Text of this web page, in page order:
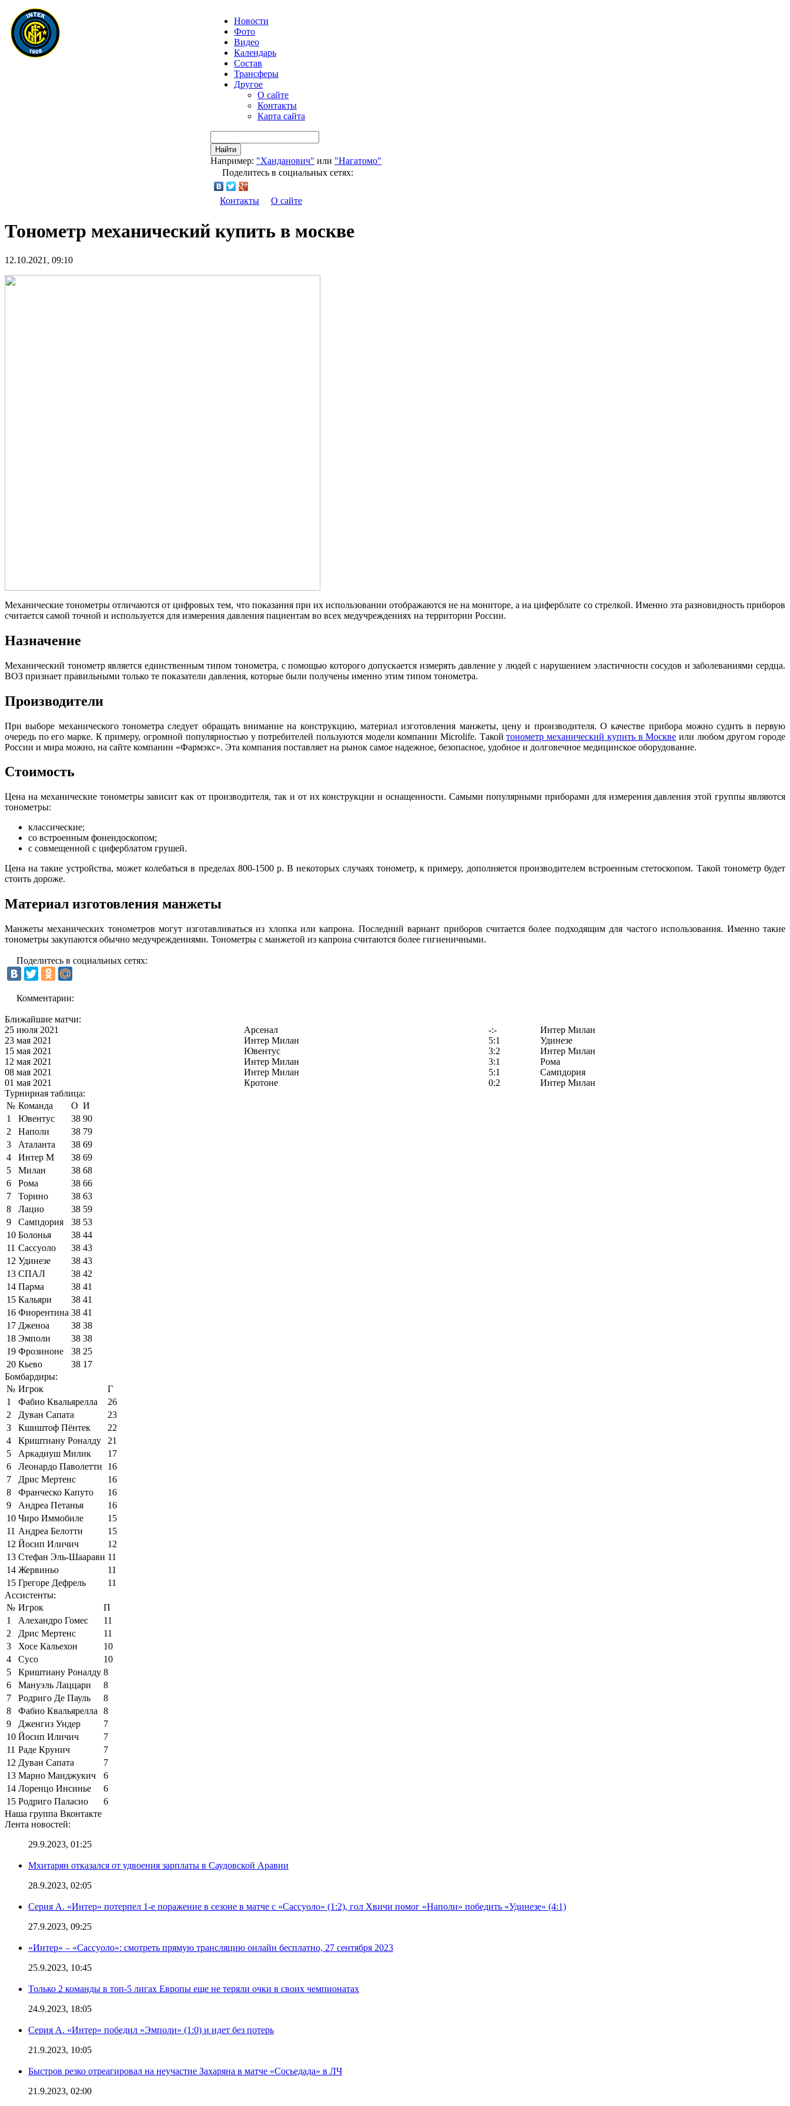
Новости
Фото
Видео
Календарь
Состав
Трансферы
Другое
О сайте
Контакты
Карта сайта
Найти
Например: "Ханданович" или "Нагатомо"
Поделитесь в социальных сетях:
Контакты О сайте
Тонометр механический купить в москве
12.10.2021, 09:10
Механические тонометры отличаются от цифровых тем, что показания при их использовании отображаются не на мониторе, а на циферблате со стрелкой. Именно эта разновидность приборов
считается самой точной и используется для измерения давления пациентам во всех медучреждениях на территории России.
Назначение
Механический тонометр является единственным типом тонометра, с помощью которого допускается измерять давление у людей с нарушением эластичности сосудов и заболеваниями сердца.
ВОЗ признает правильными только те показатели давления, которые были получены именно этим типом тонометра.
Производители
При выборе механического тонометра следует обращать внимание на конструкцию, материал изготовления манжеты, цену и производителя. О качестве прибора можно судить в первую
очередь по его марке. К примеру, огромной популярностью у потребителей пользуются модели компании Microlife. Такойтонометр механический купить в Москве или любом другом городе
России и мира можно, на сайте компании «Фармэкс». Эта компания поставляет на рынок самое надежное, безопасное, удобное и долговечное медицинское оборудование.
Стоимость
Цена на механические тонометры зависит как от производителя, так и от их конструкции и оснащенности. Самыми популярными приборами для измерения давления этой группы являются
тонометры:
классические;
со встроенным фонендоскопом;
с совмещенной с циферблатом грушей.
Цена на такие устройства, может колебаться в пределах 800-1500 р. В некоторых случаях тонометр, к примеру, дополняется производителем встроенным стетоскопом. Такой тонометр будет
стоить дороже.
Материал изготовления манжеты
Манжеты механических тонометров могут изготавливаться из хлопка или капрона. Последний вариант приборов считается более подходящим для частого использования. Именно такие
тонометры закупаются обычно медучреждениями. Тонометры с манжетой из капрона считаются более гигиеничными.
Поделитесь в социальных сетях:
Комментарии:
Ближайшие матчи:
25 июля 2021
Арсенал -:-
Интер Милан
23 мая 2021
Интер Милан 5:1
Удинезе
15 мая 2021
Ювентус 3:2
Интер Милан
12 мая 2021
Интер Милан 3:1
Рома
08 мая 2021
Интер Милан 5:1
Сампдория
01 мая 2021
Кротоне 0:2
Интер Милан
Турнирная таблица:
№ Команда О И
1
Ювентус 38 90
2
Наполи 38 79
3
Аталанта 38 69
4
Интер М 38 69
5
Милан 38 68
6
Рома 38 66
7
Торино 38 63
8
Лацио 38 59
9
Сампдория 38 53
10 Болонья 38 44
11 Сассуоло 38 43
12 Удинезе 38 43
13 СПАЛ 38 42
14 Парма 38 41
15 Кальяри 38 41
16 Фиорентина 38 41
17 Дженоа 38 38
18 Эмполи 38 38
19 Фрозиноне 38 25
20 Кьево 38 17
Бомбардиры:
№ Игрок
Г
1
Фабио Квальярелла
26
2
Дуван Сапата
23
3
Кшиштоф Пёнтек
22
4
Криштиану Роналду
21
5
Аркадиуш Милик
17
6
Леонардо Паволетти
16
7
Дрис Мертенс
16
8
Франческо Капуто
16
9
Андреа Петанья
16
10 Чиро Иммобиле
15
11 Андреа Белотти
15
12 Йосип Иличич
12
13 Стефан Эль-Шаарави 11
14 Жервиньо
11
15 Грегоре Дефрель
11
Ассистенты:
№ Игрок
П
1
Алехандро Гомес
11
2
Дрис Мертенс
11
3
Хосе Кальехон
10
4
Сусо
10
5
Криштиану Роналду 8
6
Мануэль Лаццари
8
7
Родриго Де Пауль
8
8
Фабио Квальярелла
8
9
Дженгиз Ундер
7
10 Йосип Иличич
7
11 Раде Крунич
7
12 Дуван Сапата
7
13 Марио Манджукич
6
14 Лоренцо Инсинье
6
15 Родриго Паласио
6
Наша группа Вконтакте
Лента новостей:
29.9.2023, 01:25
Мхитарян отказался от удвоения зарплаты в Саудовской Аравии
28.9.2023, 02:05
Серия А. «Интер» потерпел 1-е поражение в сезоне в матче с «Сассуоло» (1:2), гол Хвичи помог «Наполи» победить «Удинезе» (4:1)
27.9.2023, 09:25
«Интер» – «Сассуоло»: смотреть прямую трансляцию онлайн бесплатно, 27 сентября 2023
25.9.2023, 10:45
Только 2 команды в топ-5 лигах Европы еще не теряли очки в своих чемпионатах
24.9.2023, 18:05
Серия А. «Интер» победил «Эмполи» (1:0) и идет без потерь
21.9.2023, 10:05
Быстров резко отреагировал на неучастие Захаряна в матче «Сосьедада» в ЛЧ
21.9.2023, 02:00